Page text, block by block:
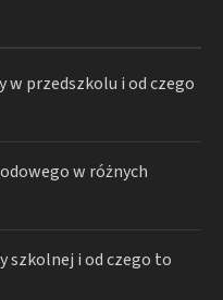
w przedszkolu i od czego
w różnych
szkolnej i od czego to